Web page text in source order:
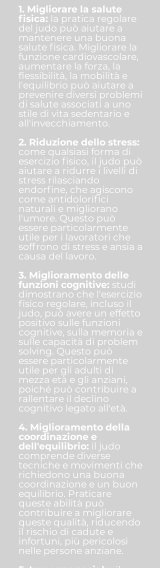
1. Migliorare la salute
fisica: la pratica regolare
del judo può aiutare a
mantenere una buona
salute fisica. Migliorare la
funzione cardiovascolare,
aumentare la forza, la
flessibilità, la mobilità e
l'equilibrio può aiutare a
prevenire diversi problemi
di salute associati a uno
stile di vita sedentario e
all'invecchiamento.
2. Riduzione dello stress:
come qualsiasi forma di
esercizio fisico, il judo può
aiutare a ridurre i livelli di
stress rilasciando
endorfine, che agiscono
come antidolorifici
naturali e migliorano
l'umore. Questo può
essere particolarmente
utile per i lavoratori che
soffrono di stress e ansia a
causa del lavoro.
3. Miglioramento delle
funzioni cognitive: studi
dimostrano che l'esercizio
fisico regolare, incluso il
judo, può avere un effetto
positivo sulle funzioni
cognitive, sulla memoria e
sulle capacità di problem
solving. Questo può
essere particolarmente
utile per gli adulti di
mezza età e gli anziani,
poiché può contribuire a
rallentare il declino
cognitivo legato all'età.
4. Miglioramento della
coordinazione e
dell'equilibrio: il judo
comprende diverse
tecniche e movimenti che
richiedono una buona
coordinazione e un buon
equilibrio. Praticare
queste abilità può
contribuire a migliorare
queste qualità, riducendo
il rischio di cadute e
infortuni, più pericolosi
nelle persone anziane.